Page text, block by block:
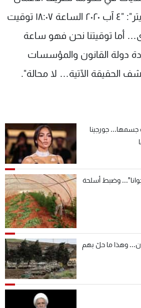
بسام مولوي عبر "تويتر": "٤ آب ٢٠٢٠ الساعة ١٨:٠٧ توقيت
أما توقيتنا نحن فهو ساعة
دولة القانون والمؤسسات
الحقيقة الآتية… لا محالة".
جسمها... جورجينا
"ماريجوانا"... وضبط أسلحة
وهذا ما حلّ بهم
وظائف
شروط الإسـتخدام